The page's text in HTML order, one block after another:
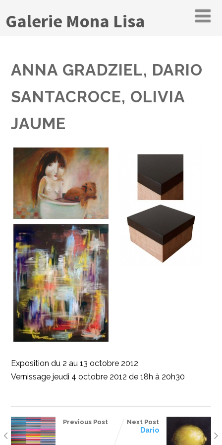
Galerie Mona Lisa
ANNA GRADZIEL, DARIO
SANTACROCE, OLIVIA
JAUME
Exposition du 2 au 13 octobre 2012
Vernissage jeudi 4 octobre 2012 de 18h à 20h30
Previous Post Next Post
Dario